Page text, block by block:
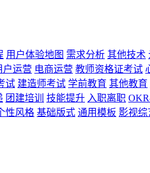
用户体验地图 需求分析 其他技术
户运营 电商运营 教师资格证考试
试 建造师考试 学前教育 其他教育
团建培训 技能提升 入职离职
性风格 基础版式 通用模板 影视综